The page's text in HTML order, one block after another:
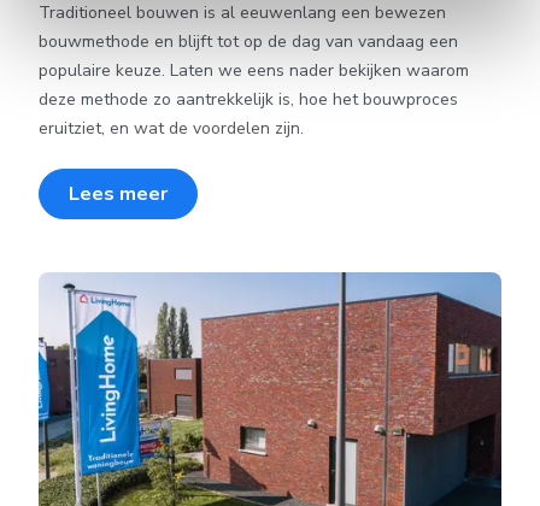
Traditioneel bouwen is al eeuwenlang een bewezen
bouwmethode en blijft tot op de dag van vandaag een
populaire keuze. Laten we eens nader bekijken waarom
deze methode zo aantrekkelijk is, hoe het bouwproces
eruitziet, en wat de voordelen zijn.
Lees meer